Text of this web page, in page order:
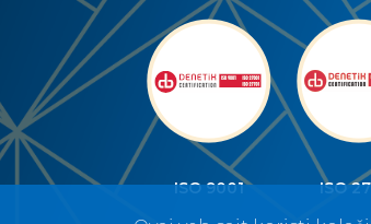
ISO 9001 ISO